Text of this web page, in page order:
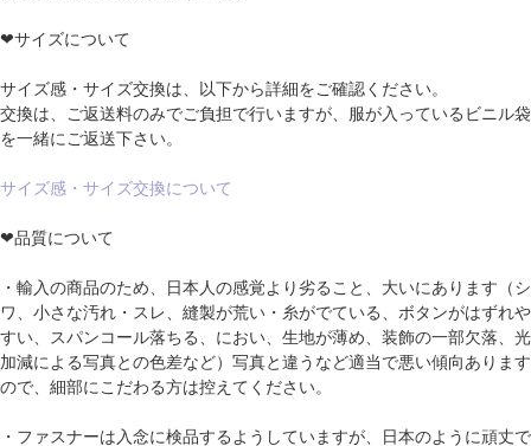
❤サイズについて
サイズ感・サイズ交換は、以下から詳細をご確認ください。
交換は、ご返送料のみでご負担で行いますが、服が入っているビニル袋
を一緒にご返送下さい。
サイズ感・サイズ交換について
❤品質について
・輸入の商品のため、日本人の感覚より劣ること、大いにあります（シ
ワ、小さな汚れ・スレ、縫製が荒い・糸がでている、ボタンがはずれや
すい、スパンコール落ちる、におい、生地が薄め、装飾の一部欠落、光
加減による写真との色差など）写真と違うなど適当で悪い傾向あります
ので、細部にこだわる方は控えてください。
・ファスナーは入念に検品するようしていますが、日本のように頑丈で